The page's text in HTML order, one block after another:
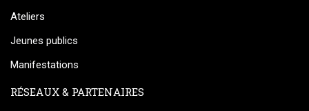
Ateliers
Jeunes publics
Manifestations
RÉSEAUX & PARTENAIRES